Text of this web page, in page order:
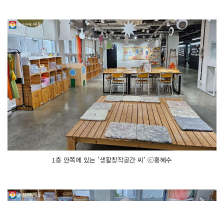
1층 안쪽에 있는 '생활창작공간 씨' ⓒ홍혜수